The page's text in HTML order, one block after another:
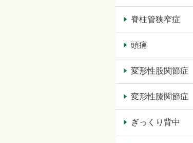
脊柱管狭窄症
頭痛
変形性股関節症
変形性膝関節症
ぎっくり背中